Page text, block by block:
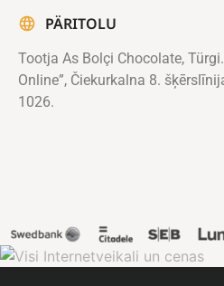
PÄRITOLU
Tootja As Bolçi Chocolate,
Online”, Čiekurkalna 8.
1026.